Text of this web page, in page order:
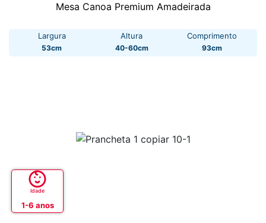
Mesa Canoa Premium Amadeirada
Largura
53cm
Altura
40-60cm
Comprimento
93cm
Idade
1-6 anos